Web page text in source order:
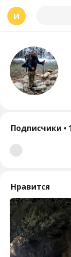
И
Подписчики •
Нравится